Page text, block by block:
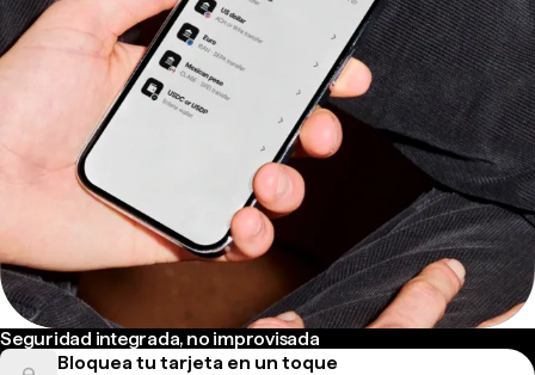
Seguridad integrada, no improvisada
Bloquea tu tarjeta en un toque